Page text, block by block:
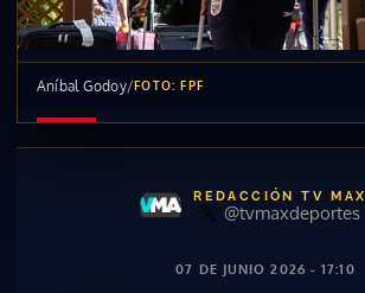
Aníbal Godoy/FOTO: FPF
REDACCIÓN TV MAX
@tvmaxdeportes
07 DE JUNIO 2026 - 17:10